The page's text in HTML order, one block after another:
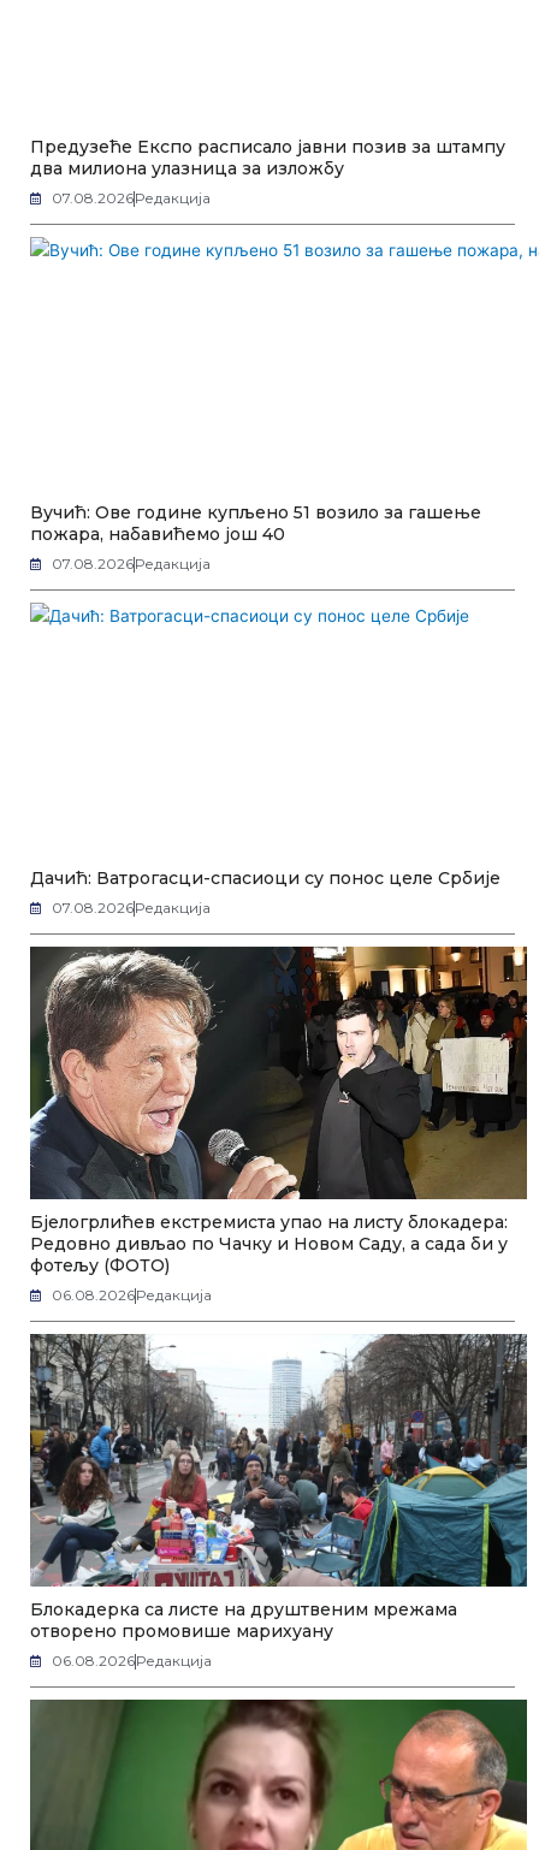
Предузеће Експо расписало јавни позив за штампу
два милиона улазница за изложбу
07.08.2026Редакција
Вучић: Ове године купљено 51 возило за гашење
пожара, набавићемо још 40
07.08.2026Редакција
Дачић: Ватрогасци-спасиоци су понос целе Србије
07.08.2026Редакција
Бјелогрлићев екстремиста упао на листу блокадера:
Редовно дивљао по Чачку и Новом Саду, а сада би у
фотељу (ФОТО)
06.08.2026Редакција
Блокадерка са листе на друштвеним мрежама
отворено промовише марихуану
06.08.2026Редакција